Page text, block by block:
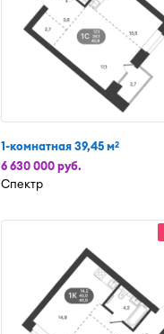
1-комнатная 39,45 м2
6 630 000 руб.
Спектр